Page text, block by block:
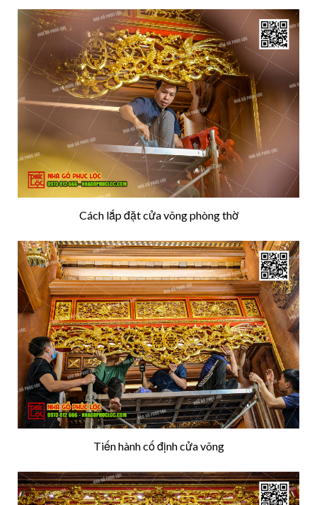
Cách lắp đặt cửa võng phòng thờ
Tiến hành cố định cửa võng